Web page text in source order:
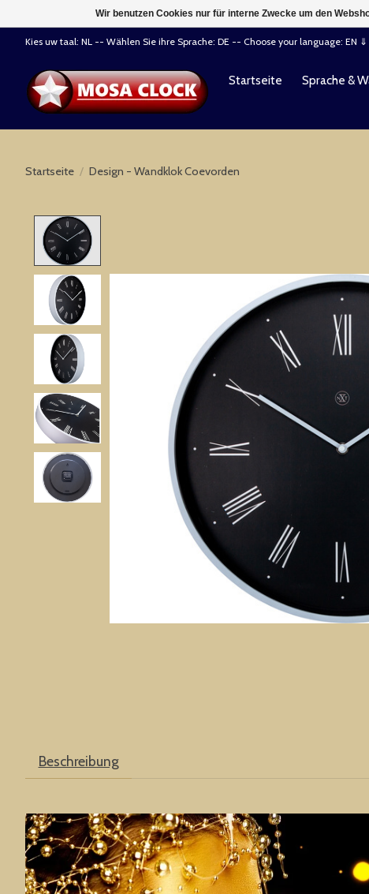
Kies uw taal: NL -- Wählen Sie ihre Sprache: DE -- Choose your language: EN
Startseite Sprache &
Startseite / Design - Wandklok Coevorden
Beschreibung
Wir benutzen Cookies nur für interne Zwecke um den